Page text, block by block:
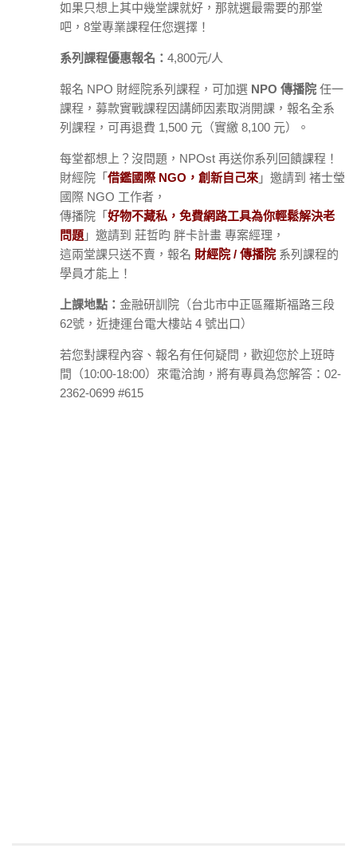
如果只想上其中幾堂課就好，那就選最需要的那堂
吧，8堂專業課程任您選擇！
系列課程優惠報名： 4,800元/人
報名 NPO 財經院系列課程，可加選 NPO 傳播院 任一
課程，募款實戰課程因講師因素取消開課，報名全系
列課程，可再退費 1,500 元（實繳 8,100 元）。
每堂都想上？沒問題，NPOst 再送你系列回饋課程！
財經院「 借鑑國際 NGO，創新自己來 」邀請到 褚士瑩
國際 NGO 工作者，
傳播院「 好物不藏私，免費網路工具為你輕鬆解決老
問題 」邀請到 莊哲昀 胖卡計畫 專案經理，
這兩堂課只送不賣，報名 財經院 / 傳播院 系列課程的
學員才能上！
上課地點： 金融研訓院（台北市中正區羅斯福路三段
62號，近捷運台電大樓站 4 號出口）
若您對課程內容、報名有任何疑問，歡迎您於上班時
間（10:00-18:00）來電洽詢，將有專員為您解答：02-
2362-0699 #615